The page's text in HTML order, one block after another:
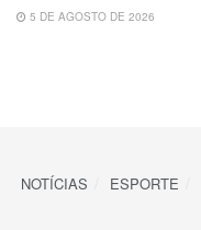
5 DE AGOSTO DE 2026
NOTÍCIAS ESPORTE